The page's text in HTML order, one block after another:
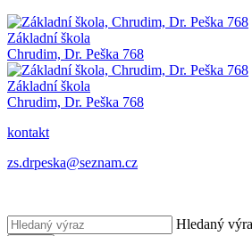
Základní škola
Chrudim, Dr. Peška 768
Základní škola
Chrudim, Dr. Peška 768
kontakt
zs.drpeska@seznam.cz
Hledaný